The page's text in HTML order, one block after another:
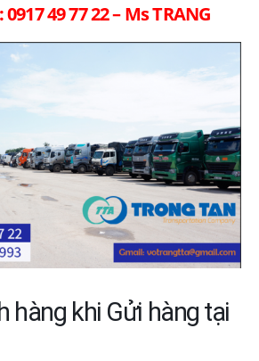
49 77 22 – Ms TRANG
hàng khi Gửi hàng tại